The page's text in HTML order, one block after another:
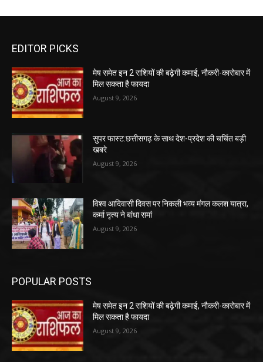
EDITOR PICKS
मेष समेत इन 2 राशियों की बढ़ेगी कमाई, नौकरी-कारोबार में
मिल सकता है फायदा
August 9, 2026
सुपर फास्ट:छत्तीसगढ़ के साथ देश-प्रदेश की चर्चित बड़ी
खबरे
August 9, 2026
विश्व आदिवासी दिवस पर निकली भव्य मंगल कलश यात्रा,
कर्मा नृत्य ने बांधा समां
August 9, 2026
POPULAR POSTS
मेष समेत इन 2 राशियों की बढ़ेगी कमाई, नौकरी-कारोबार में
मिल सकता है फायदा
August 9, 2026